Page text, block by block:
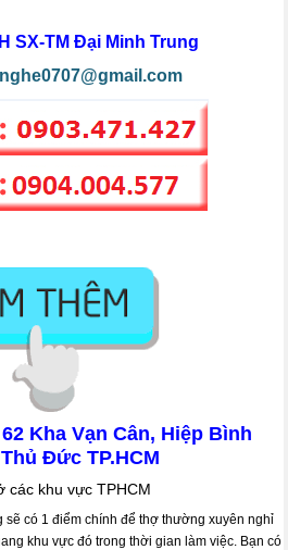
SX-TM Đại Minh Trung
62 Kha Vạn Cân, Hiệp Bình
Đức TP.HCM
các khu vực TPHCM
có 1 điểm chính để thợ thường xuyên nghỉ
khu vực đó trong thời gian làm việc. Bạn có